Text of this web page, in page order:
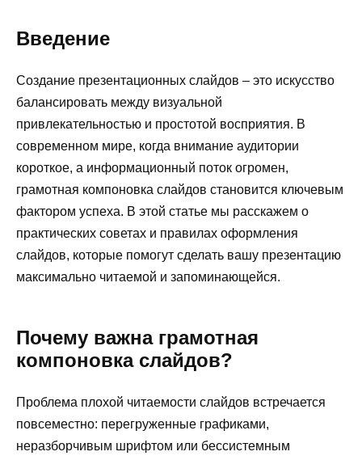
Введение
Создание презентационных слайдов – это искусство
балансировать между визуальной
привлекательностью и простотой восприятия. В
современном мире, когда внимание аудитории
короткое, а информационный поток огромен,
грамотная компоновка слайдов становится ключевым
фактором успеха. В этой статье мы расскажем о
практических советах и правилах оформления
слайдов, которые помогут сделать вашу презентацию
максимально читаемой и запоминающейся.
Почему важна грамотная
компоновка слайдов?
Проблема плохой читаемости слайдов встречается
повсеместно: перегруженные графиками,
неразборчивым шрифтом или бессистемным